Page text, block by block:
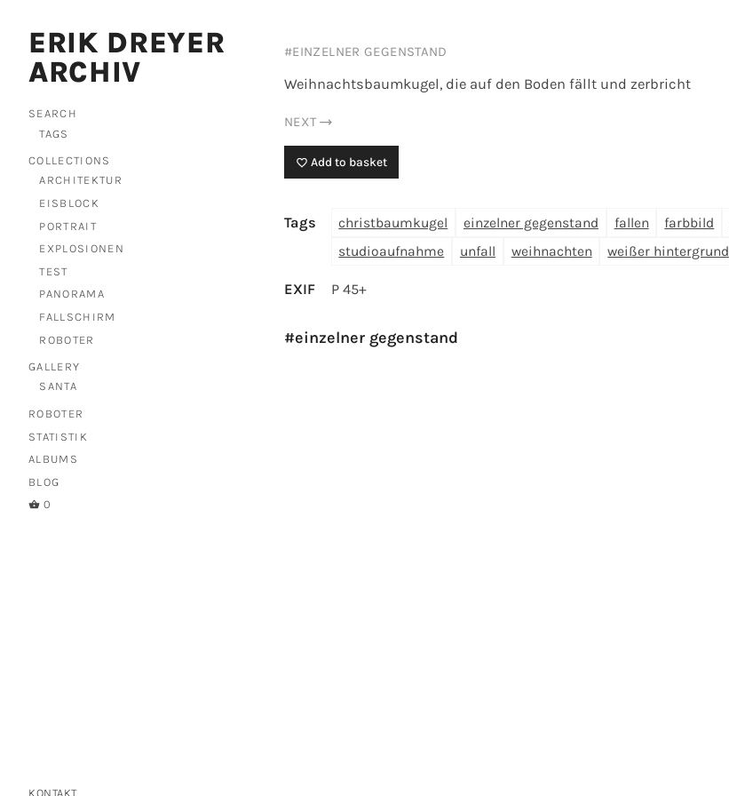
ERIK DREYER
ARCHIV
SEARCH
TAGS
COLLECTIONS
ARCHITEKTUR
EISBLOCK
PORTRAIT
EXPLOSIONEN
TEST
PANORAMA
FALLSCHIRM
ROBOTER
GALLERY
SANTA
ROBOTER
STATISTIK
ALBUMS
BLOG
0
#EINZELNER GEGENSTAND
Weihnachtsbaumkugel, die auf den Boden fällt und zerbricht
NEXT
Add to basket
Tags christbaumkugel einzelner gegenstand fallen farbbild
studioaufnahme
unfall weihnachten weißer hintergrund
EXIF P 45+
#einzelner gegenstand
KONTAKT